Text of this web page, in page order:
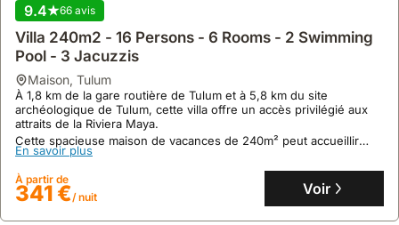
9.4 66 avis
Villa 240m2 - 16 Persons - 6 Rooms - 2 Swimming
Pool - 3 Jacuzzis
maison, Tulum
À 1,8 km de la gare routière de Tulum et à 5,8 km du site
archéologique de Tulum, cette villa offre un accès privilégié aux
attraits de la Riviera Maya.
Cette spacieuse maison de vacances de 240m² peut accueillir
jusqu'à 16 personnes et dispose de deux piscines, trois jacuzzis,
un accès à un spa, et une cuisine entièrement équipée avec
réfrigérateur, congélateur, micro-ondes et lave-vaisselle.
En savoir plus
À partir de
341 €/ nuit Voir